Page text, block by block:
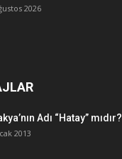
2026
Adı “Hatay” mıdır?
2013